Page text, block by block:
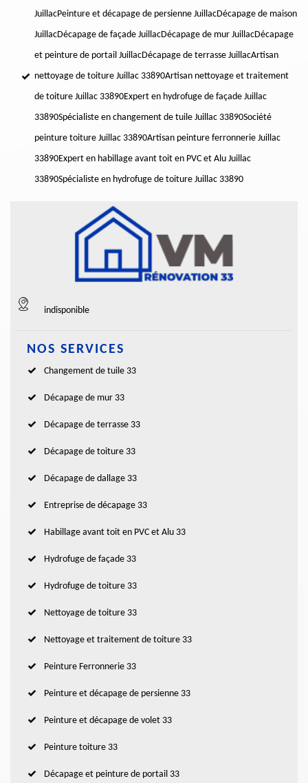
JuillacPeinture et décapage de persienne JuillacDécapage de maison
JuillacDécapage de façade JuillacDécapage de mur JuillacDécapage
et peinture de portail JuillacDécapage de terrasse JuillacArtisan
nettoyage de toiture Juillac 33890Artisan nettoyage et traitement
de toiture Juillac 33890Expert en hydrofuge de façade Juillac
33890Spécialiste en changement de tuile Juillac 33890Société
peinture toiture Juillac 33890Artisan peinture ferronnerie Juillac
33890Expert en habillage avant toit en PVC et Alu Juillac
33890Spécialiste en hydrofuge de toiture Juillac 33890
indisponible
NOS SERVICES
Changement de tuile 33
Décapage de mur 33
Décapage de terrasse 33
Décapage de toiture 33
Décapage de dallage 33
Entreprise de décapage 33
Habillage avant toit en PVC et Alu 33
Hydrofuge de façade 33
Hydrofuge de toiture 33
Nettoyage de toiture 33
Nettoyage et traitement de toiture 33
Peinture Ferronnerie 33
Peinture et décapage de persienne 33
Peinture et décapage de volet 33
Peinture toiture 33
Décapage et peinture de portail 33